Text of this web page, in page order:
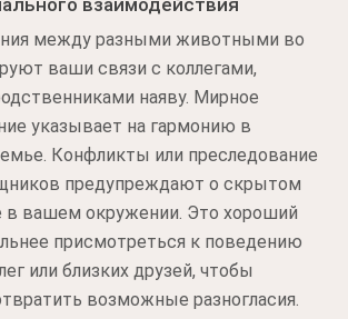
взаимодействия
между разными животными во
ваши связи с коллегами,
наяву. Мирное
указывает на гармонию в
Конфликты или преследование
предупреждают о скрытом
в вашем окружении. Это хороший
присмотреться к поведению
или близких друзей, чтобы
возможные разногласия.